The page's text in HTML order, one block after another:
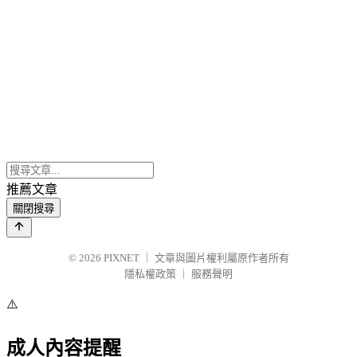
推薦文章
關閉搜尋
© 2026 PIXNET
文章與圖片權利屬原作者所有
隱私權政策
服務聲明
⚠️
成人內容提醒